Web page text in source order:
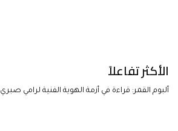
الأكثر تفاعلاً
ألبوم القمر: قراءة في أزمة الهوية الفنية لرامي صبري